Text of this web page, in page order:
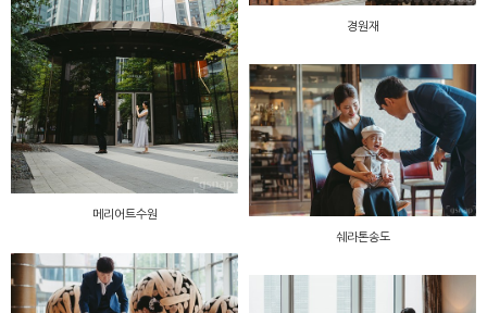
메리어트수원
경원재
쉐라톤송도